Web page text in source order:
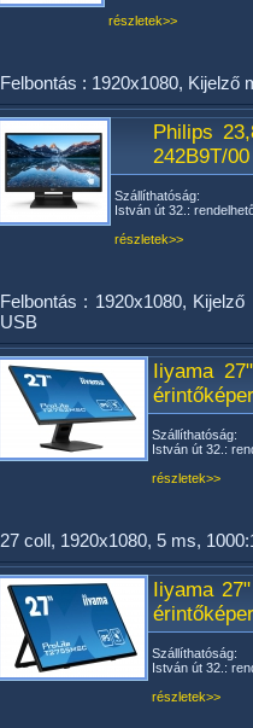
részletek>>
Felbontás : 1920x1080, Kijelző
Philips
242B9T/00
Szállíthatóság:
István út 32.:
részletek>>
Felbontás : 1920x1080,
USB
Iiyama
Szállíthatóság:
István út 32.:
részletek>>
27 coll, 1920x1080, 5 ms,
Iiyama
Szállíthatóság:
István út 32.:
részletek>>